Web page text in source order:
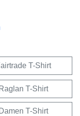
T-Shirt
Raglan T-Shirt
Damen T-Shirt